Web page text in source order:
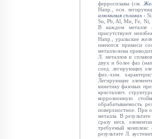
ферросплавы (см.
Напр., осн.
алюминия сплавах -
Sn, Pb, Al, Mn, Fe, Ni,
В каждом металле
присутствуют
Напр., уральские
имеются примеси
металлолома
Л. металлов и
двух и более фаз
соед. легирующих
физ.-хим.
Легирующие
кинетику фазовых
кристаллич.
коррозионную
обрабатываемость
поверхностное. При
металла. В
сразу неск.
требуемый
результате Л.